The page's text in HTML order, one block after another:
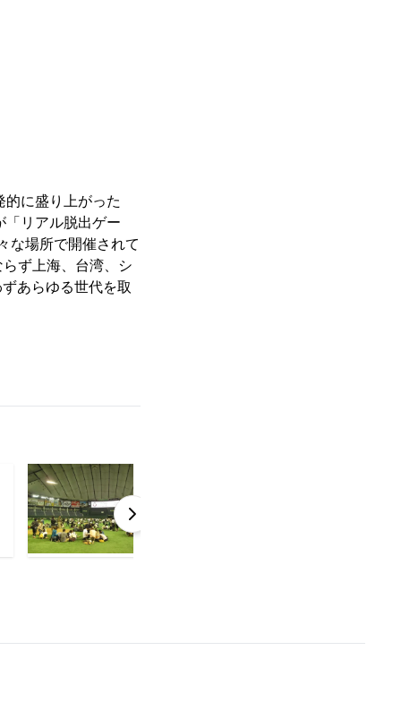
に盛り上がった
「リアル脱出ゲー
な場所で開催されて
ず上海、台湾、シ
あらゆる世代を取